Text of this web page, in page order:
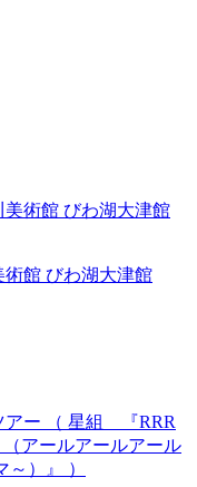
館 びわ湖大津館